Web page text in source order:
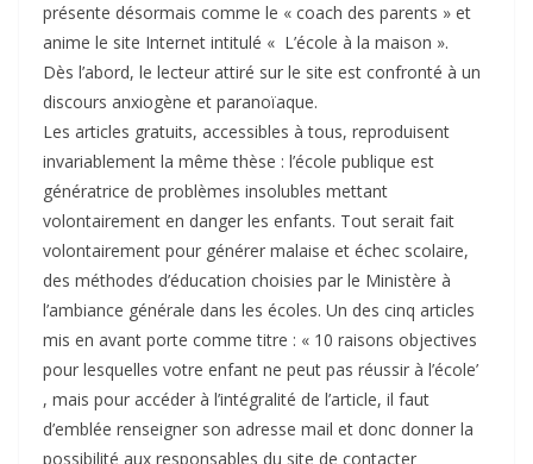
présente désormais comme le « coach des parents » et
anime le site Internet intitulé « L’école à la maison ».
Dès l’abord, le lecteur attiré sur le site est confronté à un
discours anxiogène et paranoïaque.
Les articles gratuits, accessibles à tous, reproduisent
invariablement la même thèse : l’école publique est
génératrice de problèmes insolubles mettant
volontairement en danger les enfants. Tout serait fait
volontairement pour générer malaise et échec scolaire,
des méthodes d’éducation choisies par le Ministère à
l’ambiance générale dans les écoles. Un des cinq articles
mis en avant porte comme titre : « 10 raisons objectives
pour lesquelles votre enfant ne peut pas réussir à l’école’
, mais pour accéder à l’intégralité de l’article, il faut
d’emblée renseigner son adresse mail et donc donner la
possibilité aux responsables du site de contacter